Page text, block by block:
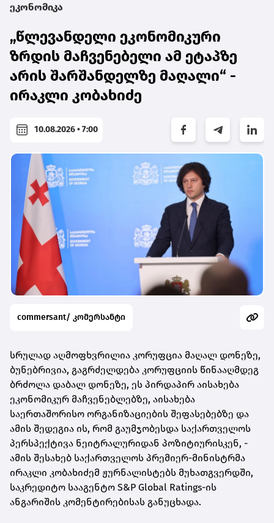
ეკონომიკა
„წლევანდელი ეკონომიკური
ზრდის მაჩვენებელი ამ ეტაპზე
არის შარშანდელზე მაღალი“ -
ირაკლი კობახიძე
10.08.2026 • 7:00
commersant/ კომერსანტი
სრულად აღმოფხვრილია კორუფცია მაღალ დონეზე,
ბუნებრივია, გაგრძელდება კორუფციის წინააღმდეგ
ბრძოლა დაბალ დონეზე, ეს პირდაპირ აისახება
ეკონომიკურ მაჩვენებლებზე, აისახება
საერთაშორისო ორგანიზაციების შეფასებებზე და
ამის შედეგია ის, რომ გაუმჯობესდა საქართველოს
პერსპექტივა ნეიტრალურიდან პოზიტიურისკენ, -
ამის შესახებ საქართველოს პრემიერ-მინისტრმა
ირაკლი კობახიძემ ჟურნალისტებს მუხათგვერდში,
საკრედიტო სააგენტო S&P Global Ratings-ის
ანგარიშის კომენტირებისას განუცხადა.